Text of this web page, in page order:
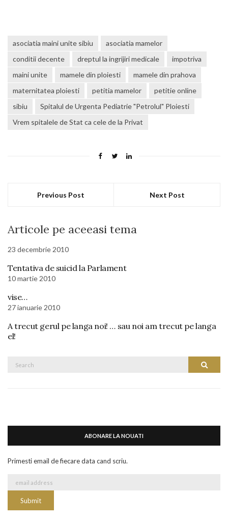
asociatia maini unite sibiu
asociatia mamelor
conditii decente
dreptul la ingrijiri medicale
impotriva
maini unite
mamele din ploiesti
mamele din prahova
maternitatea ploiesti
petitia mamelor
petitie online
sibiu
Spitalul de Urgenta Pediatrie "Petrolul" Ploiesti
Vrem spitalele de Stat ca cele de la Privat
Previous Post Next Post
Articole pe aceeasi tema
23 decembrie 2010
Tentativa de suicid la Parlament
10 martie 2010
vise…
27 ianuarie 2010
A trecut gerul pe langa noi! … sau noi am trecut pe langa
el!
Search
ABONARE LA NOUATI
Primesti email de fiecare data cand scriu.